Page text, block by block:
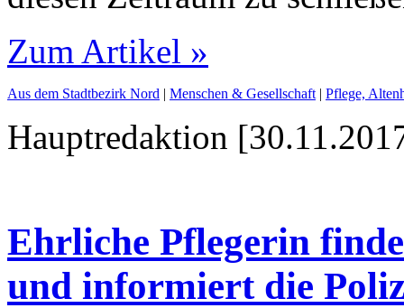
Zum Artikel »
Aus dem Stadtbezirk Nord | Menschen & Gesellschaft | Pflege,
Hauptredaktion
Ehrliche Pflegerin
und informiert die